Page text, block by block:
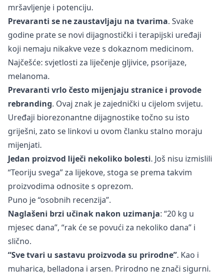
mršavljenje i potenciju.
Prevaranti se ne zaustavljaju na tvarima. Svake
godine prate se novi dijagnostički i terapijski uređaji
koji nemaju nikakve veze s dokaznom medicinom.
Najčešće: svjetlosti za liječenje gljivice, psorijaze,
melanoma.
Prevaranti vrlo često mijenjaju stranice i provode
rebranding. Ovaj znak je zajednički u cijelom svijetu.
Uređaji biorezonantne dijagnostike točno su isto
griješni, zato se linkovi u ovom članku stalno moraju
mijenjati.
Jedan proizvod liječi nekoliko bolesti. Još nisu izmislili
“Teoriju svega” za lijekove, stoga se prema takvim
proizvodima odnosite s oprezom.
Puno je “osobnih recenzija”.
Naglašeni brzi učinak nakon uzimanja: “20 kg u
mjesec dana”, “rak će se povući za nekoliko dana” i
slično.
“Sve tvari u sastavu proizvoda su prirodne”. Kao i
muharica, belladona i arsen. Prirodno ne znači sigurni.